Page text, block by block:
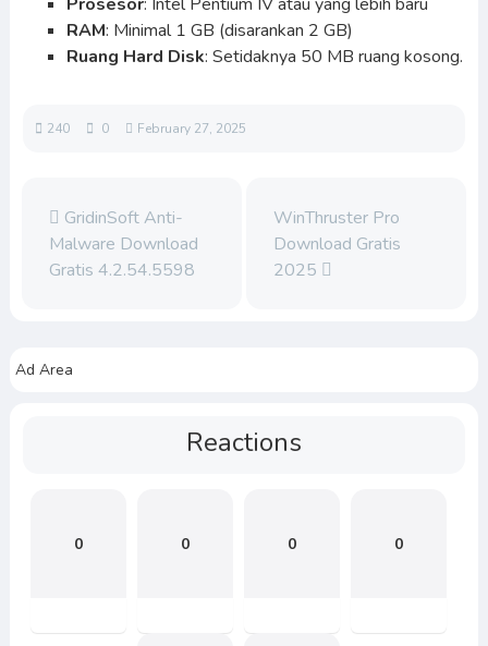
RAM: Minimal 1 GB (disarankan 2 GB)
Ruang Hard Disk: Setidaknya 50 MB ruang kosong.
240 0 February 27, 2025
GridinSoft Anti-
Malware Download
Gratis 4.2.54.5598
WinThruster Pro
Download Gratis
2025
Ad Area
Reactions
0 0 0 0